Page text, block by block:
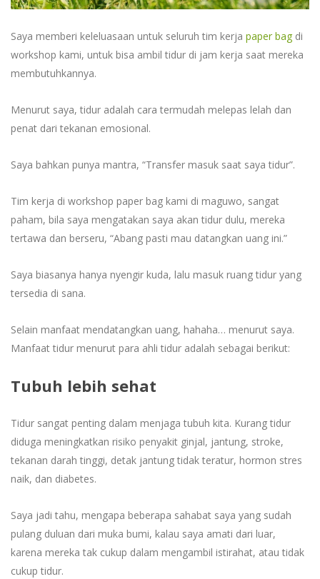
Saya memberi keleluasaan untuk seluruh tim kerja paper bag di
workshop kami, untuk bisa ambil tidur di jam kerja saat mereka
membutuhkannya.
Menurut saya, tidur adalah cara termudah melepas lelah dan
penat dari tekanan emosional.
Saya bahkan punya mantra, “Transfer masuk saat saya tidur”.
Tim kerja di workshop paper bag kami di maguwo, sangat
paham, bila saya mengatakan saya akan tidur dulu, mereka
tertawa dan berseru, “Abang pasti mau datangkan uang ini.”
Saya biasanya hanya nyengir kuda, lalu masuk ruang tidur yang
tersedia di sana.
Selain manfaat mendatangkan uang, hahaha… menurut saya.
Manfaat tidur menurut para ahli tidur adalah sebagai berikut:
Tubuh lebih sehat
Tidur sangat penting dalam menjaga tubuh kita. Kurang tidur
diduga meningkatkan risiko penyakit ginjal, jantung, stroke,
tekanan darah tinggi, detak jantung tidak teratur, hormon stres
naik, dan diabetes.
Saya jadi tahu, mengapa beberapa sahabat saya yang sudah
pulang duluan dari muka bumi, kalau saya amati dari luar,
karena mereka tak cukup dalam mengambil istirahat, atau tidak
cukup tidur.